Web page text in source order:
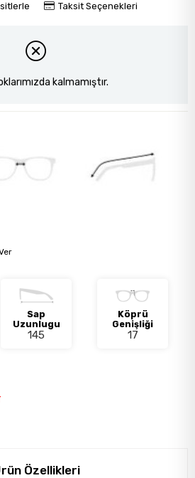
Taksit Seçenekleri
kalmamıştır.
Sap
Uzunlugu
145
Köprü
Genişliği
17
Özellikleri